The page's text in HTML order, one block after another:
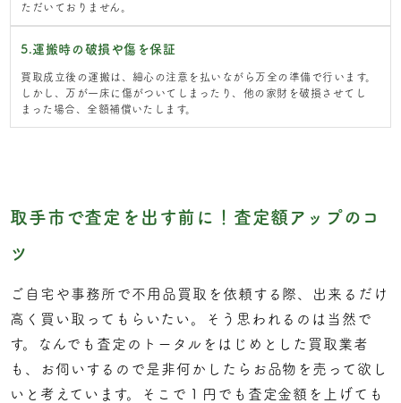
ただいておりません。
5.運搬時の破損や傷を保証
買取成立後の運搬は、細心の注意を払いながら万全の準備で行います。
しかし、万が一床に傷がついてしまったり、他の家財を破損させてし
まった場合、全額補償いたします。
取手市で査定を出す前に！査定額アップのコ
ツ
ご自宅や事務所で不用品買取を依頼する際、出来るだけ
高く買い取ってもらいたい。そう思われるのは当然で
す。なんでも査定のトータルをはじめとした買取業者
も、お伺いするので是非何かしたらお品物を売って欲し
いと考えています。そこで１円でも査定金額を上げても